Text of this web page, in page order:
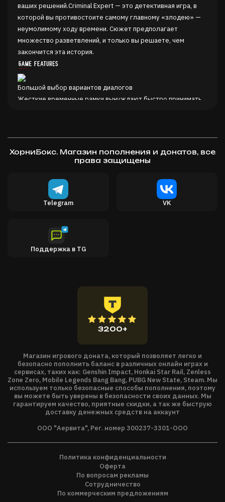
ваших решений.Criminal Expert — это детективная игра, в
которой вы противостоите самому главному «злодею» —
неумолимому ходу времени. Сюжет предполагает
множество разветвлений, и только вы решаете, чем
закончится эта история.
Большой выбор вариантов диалогов
Жесткие временные рамки вынуждают быстро принимать
Разнообразие вариантов повторного прохождения
ХорниБокс. Магазин пополнения и донатов, все
права защищены
Магазин игрового доната, который позволяет легко и
безопасно пополнить баланс в различных онлайн играх и
сервисах, таких как: Genshin Impact, Honkai Star Rail, Zenless
Zone Zero, Mobile Legends Bang Bang, PUBG New State, Steam. Мы
используем только безопасные способы пополнения, поэтому
вы можете быть уверены в безопасности своих данных. Мы
гарантируем качество, приятные скидки, а так же быструю
доставку денежных средств на аккаунт
ООО "Аервита", Рег. номер 300237-3301-ООО
3200+
Telegram VK
Поддержка в TG
Политика конфиденциальности
Оферта
По вопросам рекламы
Сотрудничество
По коммерческим предложениям